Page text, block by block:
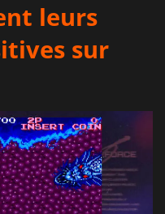
leurs
sur